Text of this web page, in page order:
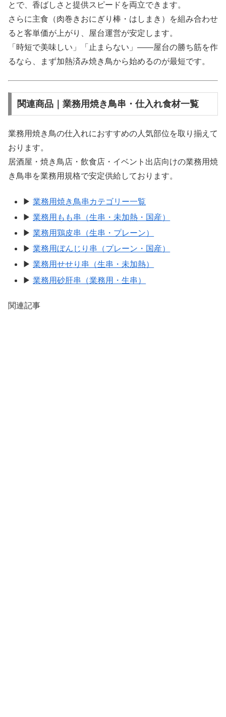
とで、香ばしさと提供スピードを両立できます。
さらに主食（肉巻きおにぎり棒・はしまき）を組み合わせ
ると客単価が上がり、屋台運営が安定します。
「時短で美味しい」「止まらない」——屋台の勝ち筋を作
るなら、まず加熱済み焼き鳥から始めるのが最短です。
関連商品｜業務用焼き鳥串・仕入れ食材一覧
業務用焼き鳥の仕入れにおすすめの人気部位を取り揃えて
おります。
居酒屋・焼き鳥店・飲食店・イベント出店向けの業務用焼
き鳥串を業務用規格で安定供給しております。
▶業務用焼き鳥串カテゴリー一覧
▶業務用もも串（生串・未加熱・国産）
▶業務用鶏皮串（生串・プレーン）
▶業務用ぼんじり串（プレーン・国産）
▶業務用せせり串（生串・未加熱）
▶業務用砂肝串（業務用・生串）
関連記事